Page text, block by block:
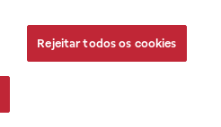
Rejeitar todos os cookies